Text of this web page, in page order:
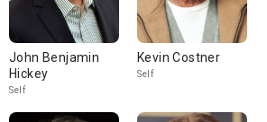
John Benjamin
Hickey
Self
Kevin Costner
Self